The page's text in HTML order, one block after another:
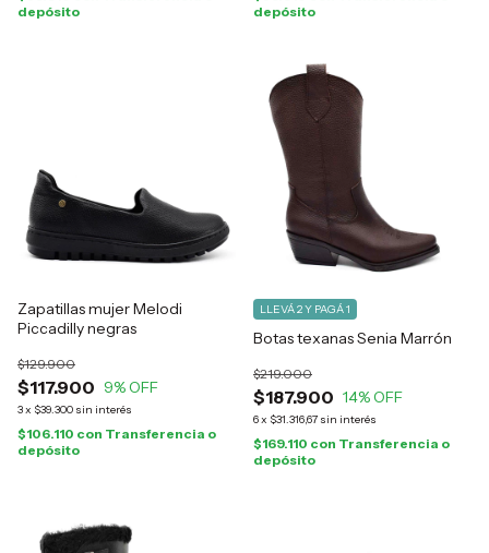
depósito
depósito
Zapatillas mujer Melodi
Piccadilly negras
$117.900
$129.900
9% OFF
3x $39.300 sin interés
$106.110 con Transferencia o
depósito
Botas texanas Senia Marrón
$187.900
$219.000
14% OFF
6x $31.316,67 sin interés
LLEVÁ 2 Y PAGÁ 1
$169.110 con Transferencia o
depósito